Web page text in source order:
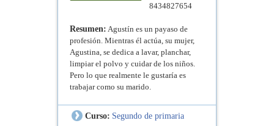
8434827654
Resumen: Agustín es un payaso de
profesión. Mientras él actúa, su mujer,
Agustina, se dedica a lavar, planchar,
limpiar el polvo y cuidar de los niños.
Pero lo que realmente le gustaría es
trabajar como su marido.
Curso: Segundo de primaria